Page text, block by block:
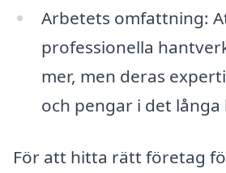
Arbetets omfattning:
professionella
mer, men deras
och pengar i det långa
För att hitta rätt företag